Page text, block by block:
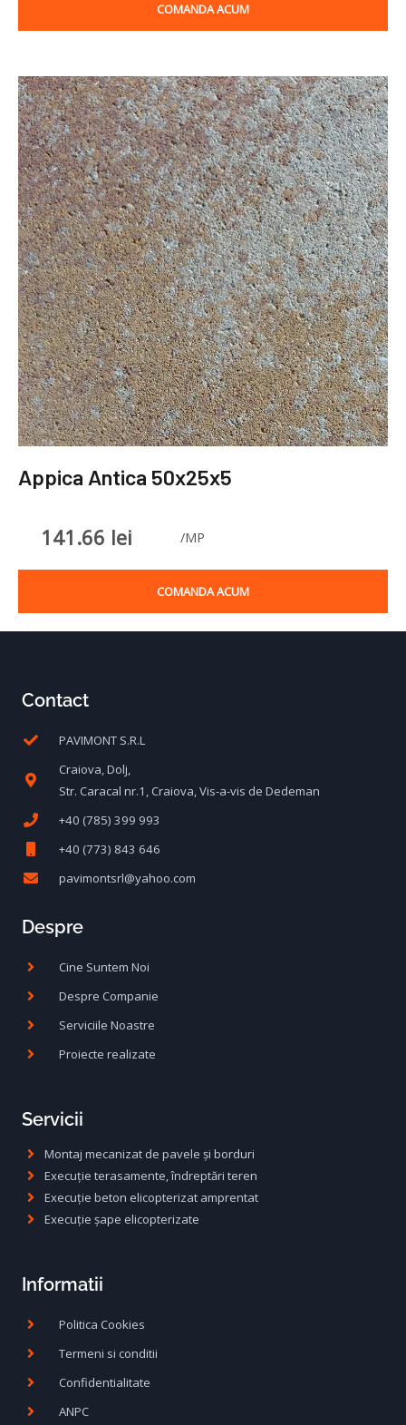
COMANDA ACUM
Appica Antica 50x25x5
141.66 lei /MP
COMANDA ACUM
Contact
PAVIMONT S.R.L
Craiova, Dolj,
Str. Caracal nr.1, Craiova, Vis-a-vis de Dedeman
+40 (785) 399 993
+40 (773) 843 646
pavimontsrl@yahoo.com
Despre
Cine Suntem Noi
Despre Companie
Serviciile Noastre
Proiecte realizate
Servicii
Montaj mecanizat de pavele și borduri
Execuție terasamente, îndreptări teren
Execuție beton elicopterizat amprentat
Execuție șape elicopterizate
Informatii
Politica Cookies
Termeni si conditii
Confidentialitate
ANPC